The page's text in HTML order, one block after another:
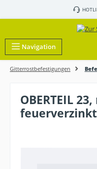
Zum Hauptinhalt springen
Navigation
Gitterrostbefestigungen
OBERTEIL
feuerverzinkt